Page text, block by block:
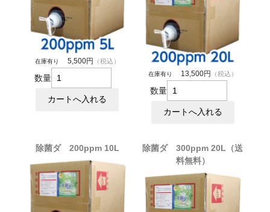
在庫有り 5,500円 （税込）
数量 在庫有り 13,500円 （税込）
数量
除菌ダ 200ppm 10L
除菌ダ 300ppm 20L（送
料無料）